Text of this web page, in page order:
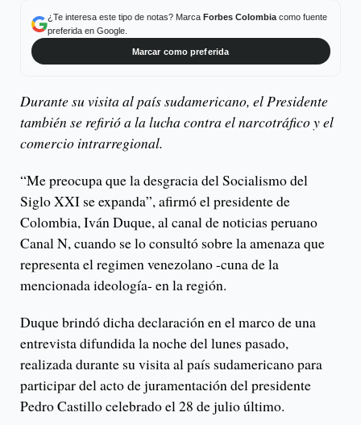
¿Te interesa este tipo de notas? Marca Forbes Colombiacomo fuente
preferida en Google.
Marcar como preferida
Durante su visita al país sudamericano, el Presidente
también se refirió a la lucha contra el narcotráfico y el
comercio intrarregional.
“Me preocupa que la desgracia del Socialismo del
Siglo XXI se expanda”, afirmó el presidente de
Colombia, Iván Duque, al canal de noticias peruano
Canal N, cuando se lo consultó sobre la amenaza que
representa el regimen venezolano -cuna de la
mencionada ideología- en la región.
Duque brindó dicha declaración en el marco de una
entrevista difundida la noche del lunes pasado,
realizada durante su visita al país sudamericano para
participar del acto de juramentación del presidente
Pedro Castillo celebrado el 28 de julio último.